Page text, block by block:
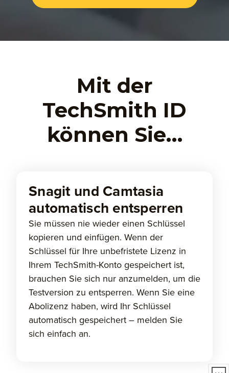
Mit der
TechSmith ID
können Sie…
Snagit und Camtasia
automatisch entsperren
Sie müssen nie wieder einen Schlüssel
kopieren und einfügen. Wenn der
Schlüssel für Ihre unbefristete Lizenz in
Ihrem TechSmith-Konto gespeichert ist,
brauchen Sie sich nur anzumelden, um die
Testversion zu entsperren. Wenn Sie eine
Abolizenz haben, wird Ihr Schlüssel
automatisch gespeichert – melden Sie
sich einfach an.